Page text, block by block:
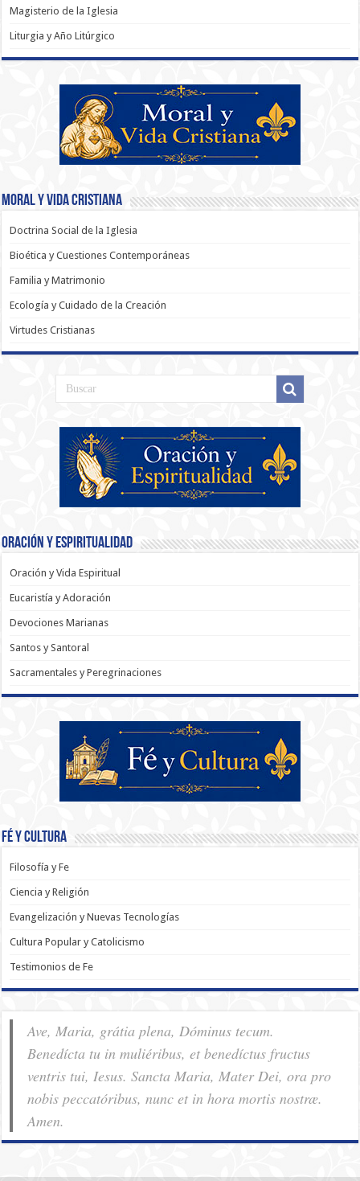
Magisterio de la Iglesia
Liturgia y Año Litúrgico
Moral y Vida Cristiana
Doctrina Social de la Iglesia
Bioética y Cuestiones Contemporáneas
Familia y Matrimonio
Ecología y Cuidado de la Creación
Virtudes Cristianas
Oración y Espiritualidad
Oración y Vida Espiritual
Eucaristía y Adoración
Devociones Marianas
Santos y Santoral
Sacramentales y Peregrinaciones
Fé y Cultura
Filosofía y Fe
Ciencia y Religión
Evangelización y Nuevas Tecnologías
Cultura Popular y Catolicismo
Testimonios de Fe
Ave, Maria, grátia plena, Dóminus tecum.
Benedícta tu in muliéribus, et benedíctus fructus
ventris tui, Iesus. Sancta Maria, Mater Dei, ora pro
nobis pec­ca­tóribus, nunc et in hora mortis nostræ.
Amen.